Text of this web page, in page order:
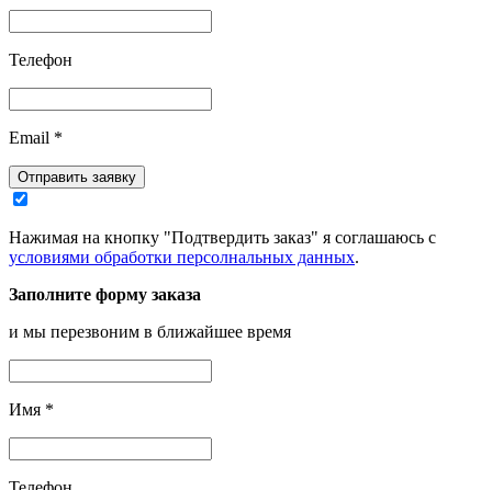
Телефон
Email *
Отправить заявку
Нажимая на кнопку "Подтвердить заказ" я соглашаюсь с
условиями обработки персолнальных данных.
Заполните форму заказа
и мы перезвоним в ближайшее время
Имя *